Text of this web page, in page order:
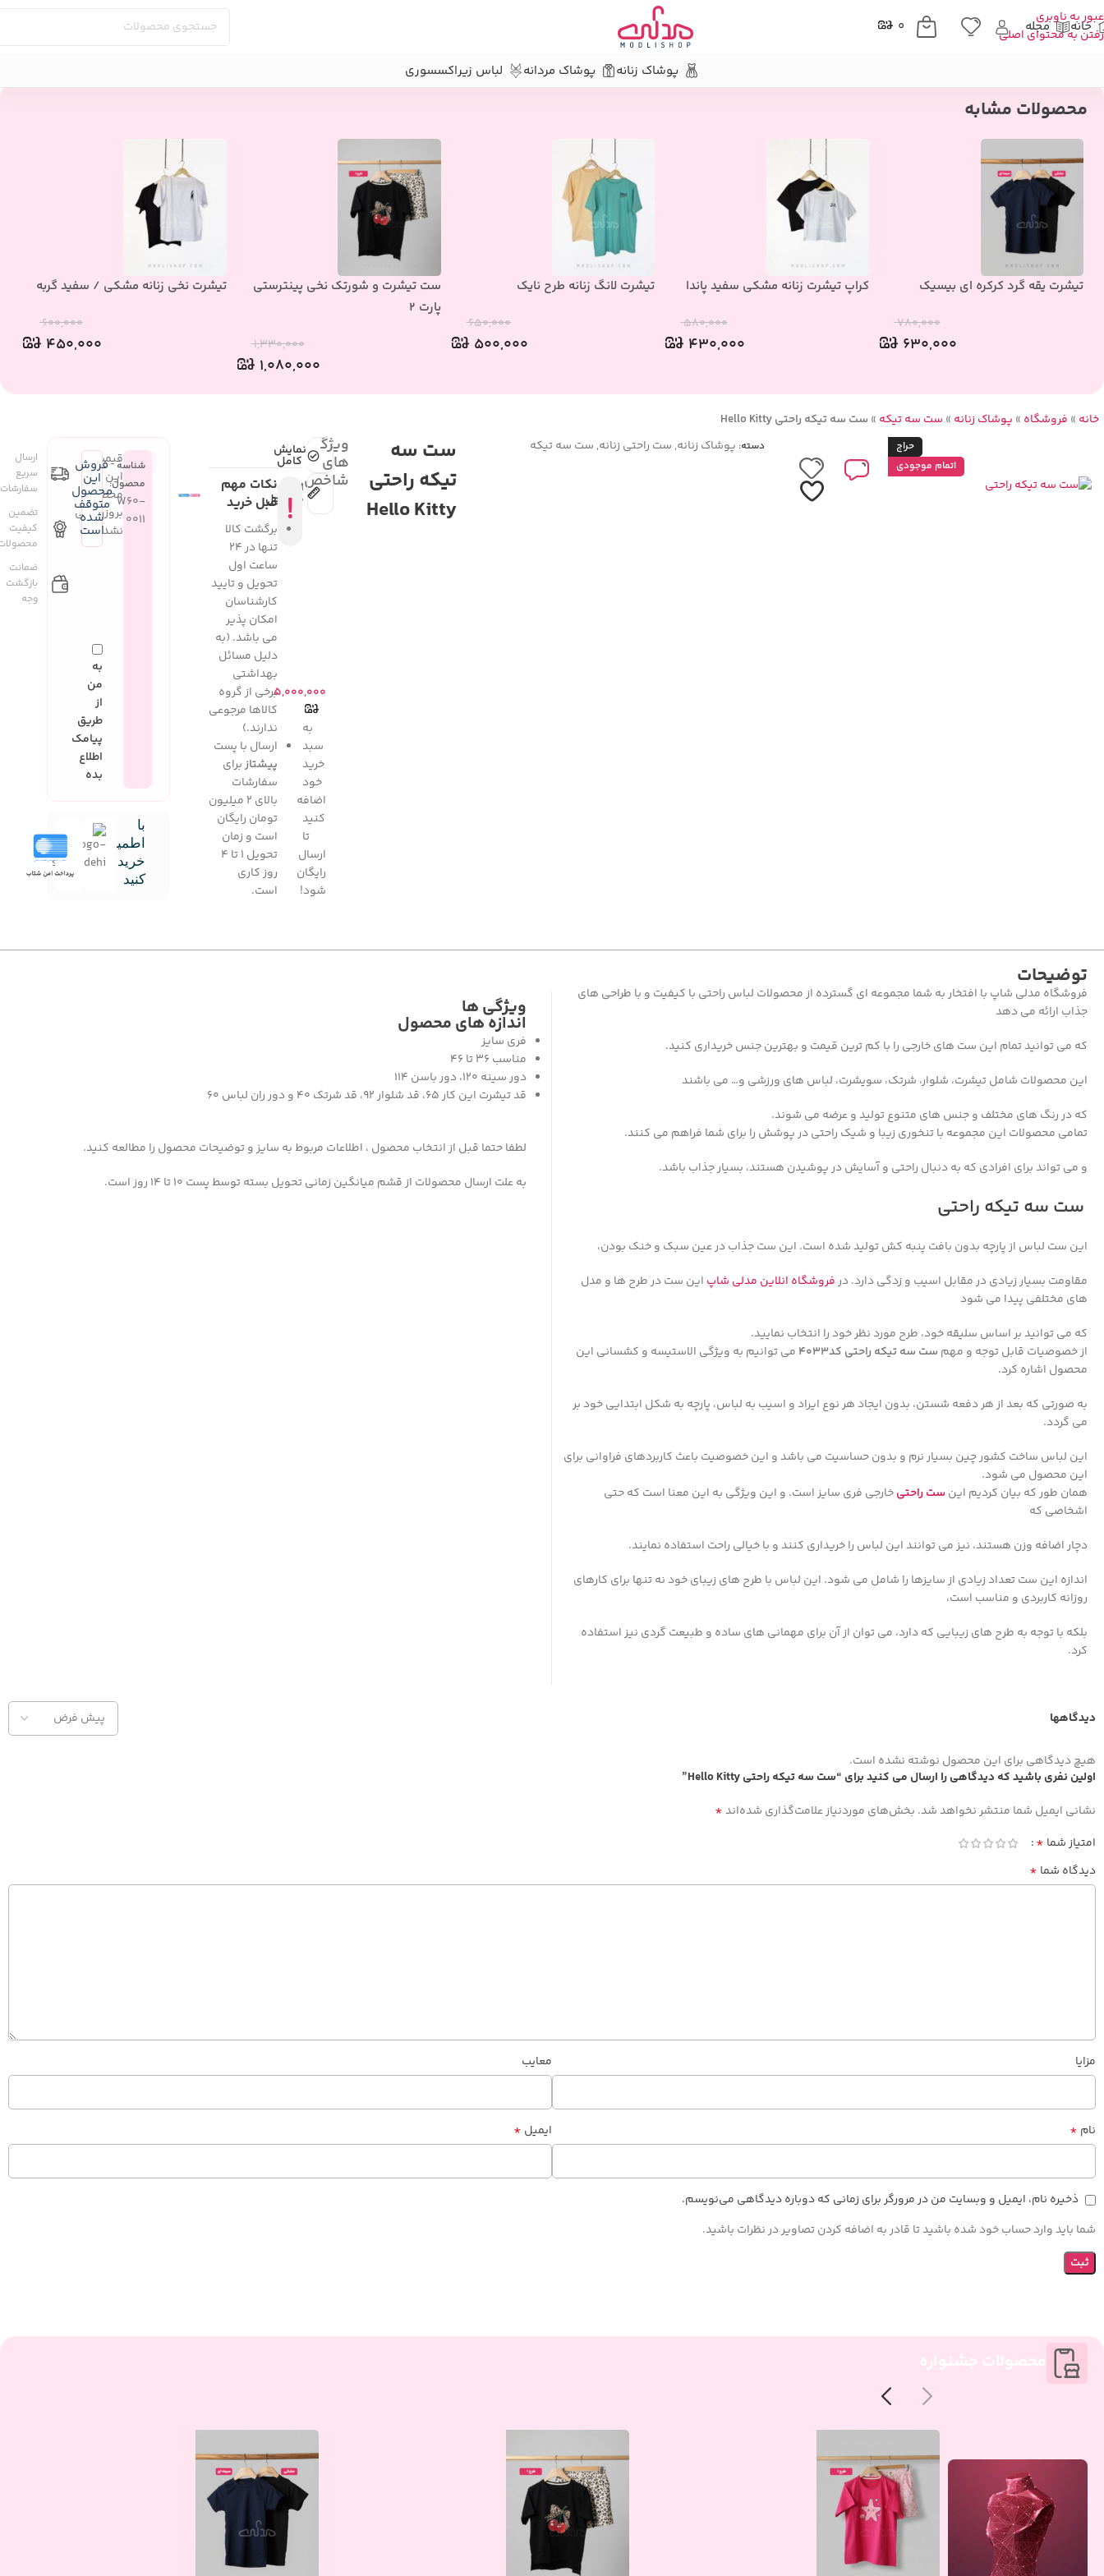
عبور به ناوبری
رفتن به محتوای اصلی
خانه مجله ۰
پوشاک زنانه پوشاک مردانه لباس زیراکسسوری
محصولات مشابه
تیشرت یقه گرد کرکره ای بیسیک
۷۸۰,۰۰۰
۶۳۰,۰۰۰
کراپ تیشرت زنانه مشکی سفید پاندا
۵۸۰,۰۰۰
۴۳۰,۰۰۰
تیشرت لانگ زنانه طرح نایک
۶۵۰,۰۰۰
۵۰۰,۰۰۰
ست تیشرت و شورتک نخی پینترستی
پارت 2
۱,۳۳۰,۰۰۰
۱,۰۸۰,۰۰۰
تیشرت نخی زنانه مشکی / سفید گربه
۶۰۰,۰۰۰
۴۵۰,۰۰۰
خانه » فروشگاه » پوشاک زنانه » ست سه تیکه » ست سه تیکه راحتی Hello Kitty
حراج
اتمام موجودی
دسته: پوشاک زنانه, ست راحتی زنانه, ست سه تیکه
ست سه
تیکه راحتی
Hello Kitty
ویژگی
های
شاخص
نمایش
کامل
اندازه
محصول
۵,۰۰۰,۰۰۰
به
سبد
خرید
خود
اضافه
کنید
تا
ارسال
رایگان
شود!
!
نکات مهم
قبل خرید
برگشت کالا
تنها در 24
ساعت اول
تحویل و تایید
کارشناسان
امکان پذیر
می باشد. (به
دلیل مسائل
بهداشتی
برخی از گروه
کالاها مرجوعی
ندارند.)
ارسال با پست
پیشتازبرای
سفارشات
بالای 2 میلیون
تومان رایگان
است و زمان
تحویل 1 تا 4
روز کاری
است.
شناسه
محصول:
W60-
0011
قیمت
این
محصول
بروزرسانی
نشده
فروش
این
محصول
متوقف
شده
است
به
من
از
طریق
پیامک
اطلاع
بده
ارسال
سریع
سفارشات
تضمین
کیفیت
ضمانت
بازگشت
وجه
با
اطمینان
خرید
کنید
توضیحات
فروشگاه مدلی شاپ با افتخار به شما مجموعه ای گسترده از محصولات لباس راحتی با کیفیت و با طراحی های
جذاب ارائه می دهد
که می توانید تمام این ست های خارجی را با کم ترین قیمت و بهترین جنس خریداری کنید.
این محصولات شامل تیشرت، شلوار، شرتک، سویشرت، لباس های ورزشی و… می باشند
که در رنگ های مختلف و جنس های متنوع تولید و عرضه می شوند.
تمامی محصولات این مجموعه با تنخوری زیبا و شیک راحتی در پوشش را برای شما فراهم می کنند.
و می تواند برای افرادی که به دنبال راحتی و آسایش در پوشیدن هستند، بسیار جذاب باشد.
ست سه تیکه راحتی
این ست لباس از پارچه بدون بافت پنبه کش تولید شده است. این ست جذاب در عین سبک و خنک بودن،
مقاومت بسیار زیادی در مقابل اسیب و زدگی دارد. درفروشگاه انلاین مدلی شاپ این ست در طرح ها و مدل
های مختلفی پیدا می شود
که می توانید بر اساس سلیقه خود، طرح مورد نظر خود را انتخاب نمایید.
از خصوصیات قابل توجه و مهم ست سه تیکه راحتی کد4033
می توانیم به ویژگی الاستیسه و کشسانی این
محصول اشاره کرد.
به صورتی که بعد از هر دفعه شستن، بدون ایجاد هر نوع ایراد و اسیب به لباس، پارچه به شکل ابتدایی خود بر
می گردد.
این لباس ساخت کشور چین بسیار نرم و بدون حساسیت می باشد و این خصوصیت باعث کاربردهای فراوانی برای
این محصول می شود.
همان طور که بیان کردیم این ست راحتیخارجی فری سایز است. و این ویژگی به این معنا است که حتی
اشخاصی که
دچار اضافه وزن هستند، نیز می توانند این لباس را خریداری کنند و با خیالی راحت استفاده نمایند.
اندازه این ست تعداد زیادی از سایزها را شامل می شود. این لباس با طرح های زیبای خود نه تنها برای کارهای
روزانه کاربردی و مناسب است،
بلکه با توجه به طرح های زیبایی که دارد، می توان از آن برای مهمانی های ساده و طبیعت گردی نیز استفاده
کرد.
ویژگی ها
اندازه های محصول
فری سایز
مناسب 36 تا 46
دور سینه 120، دور باسن 114
قد تیشرت این کار 65، قد شلوار 92، قد شرتک 40 و دور ران لباس 60
لطفا حتما قبل از انتخاب محصول ، اطلاعات مربوط به سایز و توضیحات محصول را مطالعه کنید.
به علت ارسال محصولات از قشم میانگین زمانی تحویل بسته توسط پست 10 تا 14 روز است.
دیدگاهها
هیچ دیدگاهی برای این محصول نوشته نشده است.
اولین نفری باشید که دیدگاهی را ارسال می کنید برای “ست سه تیکه راحتی Hello Kitty”
نشانی ایمیل شما منتشر نخواهد شد. بخش‌های موردنیاز علامت‌گذاری شده‌اند*
امتیاز شما *
دیدگاه شما *
مزایا معایب
نام * ایمیل *
ذخیره نام، ایمیل و وبسایت من در مرورگر برای زمانی که دوباره دیدگاهی می‌نویسم.
شما باید وارد حساب خود شده باشید تا قادر به اضافه کردن تصاویر در نظرات باشید.
محصولات جشنواره